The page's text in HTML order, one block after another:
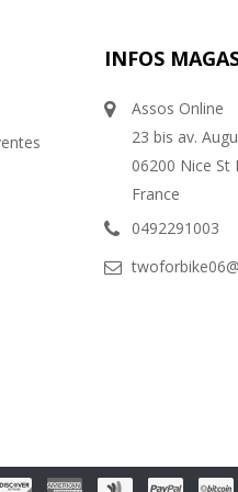
INFOS
Assos Online
23 bis av.
06200 Nice St
France
0492291003